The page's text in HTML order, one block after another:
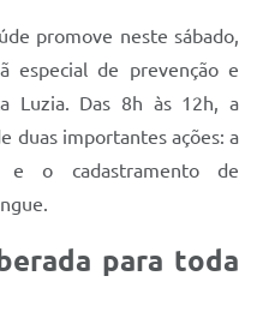
promove neste sábado,
especial de prevenção e
Luzia. Das 8h às 12h, a
duas importantes ações: a
e o cadastramento de
para toda